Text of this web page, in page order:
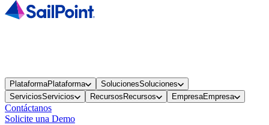
PlataformaPlataforma SolucionesSoluciones
ServiciosServicios Recursos Recursos EmpresaEmpresa
Contáctanos
Solicite una Demo